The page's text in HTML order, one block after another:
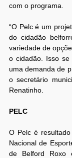
com o programa.
“O Pelc é um
do cidadão
variedade de
o cidadão. Isso se
uma demanda de
o secretário
Renatinho.
PELC
O Pelc é
Nacional de
de Belford Roxo